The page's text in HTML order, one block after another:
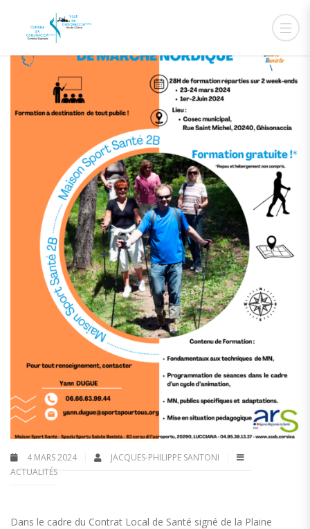
4 MARS 2024
JACQUES-PHILIPPE SANTONI
ACTUALITÉS
Dans le cadre du Contrat Local de Santé signé de la Plaine